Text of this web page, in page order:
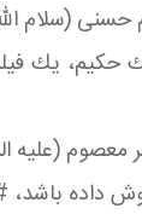
(سلام
یك
(علیه
داده باشد،